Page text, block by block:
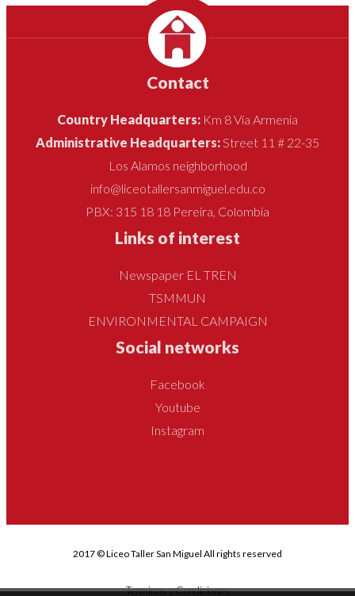
Contact
Country Headquarters: Km 8 Vía Armenia
Administrative Headquarters:Street 11 # 22-35
Los Alamos neighborhood
info@liceotallersanmiguel.edu.co
PBX: 315 18 18 Pereira, Colombia
Links of interest
Newspaper EL TREN
TSMMUN
ENVIRONMENTAL CAMPAIGN
Social networks
Facebook
Youtube
Instagram
2017 © Liceo Taller San Miguel All rights reserved
Terminos y Condiciones